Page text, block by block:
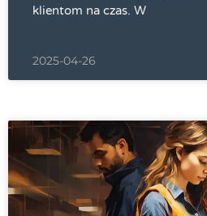
klientom na czas. W
2025-04-26